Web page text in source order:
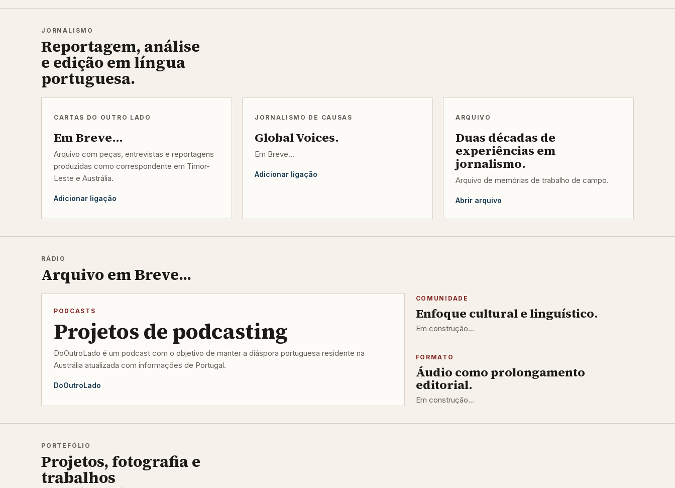
JORNALISMO
Reportagem, análise
e edição em língua
portuguesa.
CARTAS DO OUTRO LADO
Em Breve...
Arquivo com peças, entrevistas e reportagens
produzidas como correspondente em Timor-
Leste e Austrália.
Adicionar ligação
JORNALISMO DE CAUSAS
Global Voices.
Em Breve...
Adicionar ligação
ARQUIVO
Duas décadas de
experiências em
jornalismo.
Arquivo de memórias de trabalho de campo.
Abrir arquivo
RÁDIO
Arquivo em Breve...
PODCASTS
Projetos de podcasting
DoOutroLado é um podcast com o objetivo de manter a diáspora portuguesa residente na
Austrália atualizada com informações de Portugal.
DoOutroLado
COMUNIDADE
Enfoque cultural e linguístico.
Em construção...
FORMATO
Áudio como prolongamento
editorial.
Em construção...
PORTEFÓLIO
Projetos, fotografia e
trabalhos